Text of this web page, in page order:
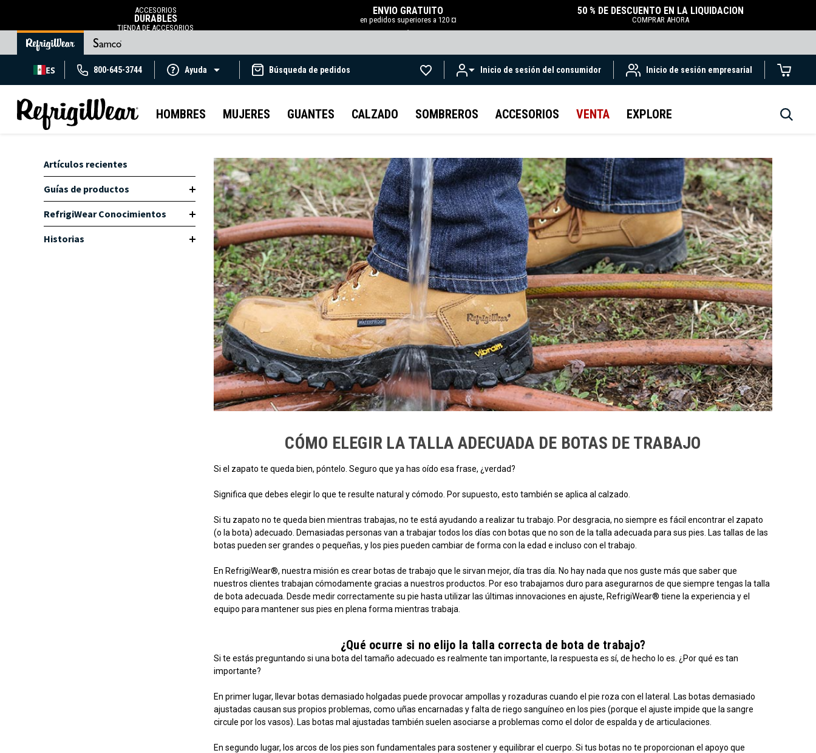
ACCESORIOS
DURABLES
TIENDA DE ACCESORIOS
ENVÍO GRATUITO
en pedidos superiores a 120 ¤
.
50 % DE DESCUENTO EN LA LIQUIDACIÓN
COMPRAR AHORA
ES 800-645-3744 Ayuda Búsqueda de pedidos Inicio de sesión del consumidor Inicio de sesión empresarial
HOMBRES MUJERES GUANTES CALZADO SOMBREROS ACCESORIOS VENTA EXPLORE
Artículos recientes
Guías de productos
RefrigiWear Conocimientos
Historias
CÓMO ELEGIR LA TALLA ADECUADA DE BOTAS DE TRABAJO
Si el zapato te queda bien, póntelo. Seguro que ya has oído esa frase, ¿verdad?
Significa que debes elegir lo que te resulte natural y cómodo. Por supuesto, esto también se aplica al calzado.
Si tu zapato no te queda bien mientras trabajas, no te está ayudando a realizar tu trabajo. Por desgracia, no siempre es fácil encontrar el zapato
(o la bota) adecuado. Demasiadas personas van a trabajar todos los días con botas que no son de la talla adecuada para sus pies. Las tallas de las
botas pueden ser grandes o pequeñas, y los pies pueden cambiar de forma con la edad e incluso con el trabajo.
En RefrigiWear®, nuestra misión es crear botas de trabajo que le sirvan mejor, día tras día. No hay nada que nos guste más que saber que
nuestros clientes trabajan cómodamente gracias a nuestros productos. Por eso trabajamos duro para asegurarnos de que siempre tengas la talla
de bota adecuada. Desde medir correctamente su pie hasta utilizar las últimas innovaciones en ajuste, RefrigiWear® tiene la experiencia y el
equipo para mantener sus pies en plena forma mientras trabaja.
¿Qué ocurre si no elijo la talla correcta de bota de trabajo?
Si te estás preguntando si una bota del tamaño adecuado es realmente tan importante, la respuesta es sí, de hecho lo es. ¿Por qué es tan
importante?
En primer lugar, llevar botas demasiado holgadas puede provocar ampollas y rozaduras cuando el pie roza con el lateral. Las botas demasiado
ajustadas causan sus propios problemas, como uñas encarnadas y falta de riego sanguíneo en los pies (porque el ajuste impide que la sangre
circule por los vasos). Las botas mal ajustadas también suelen asociarse a problemas como el dolor de espalda y de articulaciones.
En segundo lugar, los arcos de los pies son fundamentales para sostener y equilibrar el cuerpo. Si tus botas no te proporcionan el apoyo que